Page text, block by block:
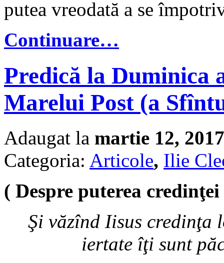
putea vreodată a se
Continuare…
Predică la Duminica
Marelui Post (a
Adaugat la martie 12, 2017
Categoria: Articole, Ilie
( Despre puterea
Şi văzînd Iisus
iertate îţi sunt